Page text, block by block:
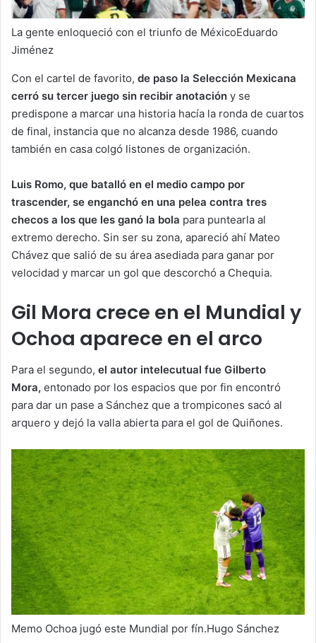
La gente enloqueció con el triunfo de MéxicoEduardo
Jiménez
Con el cartel de favorito, de paso la Selección Mexicana
cerró su tercer juego sin recibir anotación y se
predispone a marcar una historia hacía la ronda de cuartos
de final, instancia que no alcanza desde 1986, cuando
también en casa colgó listones de organización.
Luis Romo, que batalló en el medio campo por
trascender, se enganchó en una pelea contra tres
checos a los que les ganó la bola para puntearla al
extremo derecho. Sin ser su zona, apareció ahí Mateo
Chávez que salió de su área asediada para ganar por
velocidad y marcar un gol que descorchó a Chequia.
Gil Mora crece en el Mundial y
Ochoa aparece en el arco
Para el segundo, el autor intelecutual fue Gilberto
Mora, entonado por los espacios que por fin encontró
para dar un pase a Sánchez que a trompicones sacó al
arquero y dejó la valla abierta para el gol de Quiñones.
Memo Ochoa jugó este Mundial por fín.Hugo Sánchez